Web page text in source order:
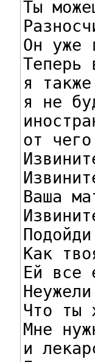
Ты
Он уже
Теперь
я
я не
от
Ваша
Как
Ей все
Что ты
Мне
и